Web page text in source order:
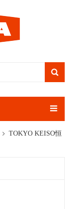
TOKYO KEISO恒